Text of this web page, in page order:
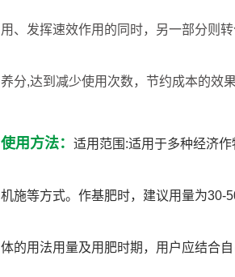
用、发挥速效作用的同时，另一部分则
养分,达到减少使用次数，节约成本的效果
使用方法： 适用范围:适用于多种经济
机施等方式。作基肥时，建议用量为30-
体的用法用量及用肥时期，用户应结合